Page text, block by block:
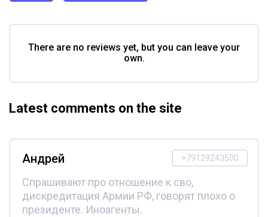
There are no reviews yet, but you can leave your
own.
Latest comments on the site
+79129243500
Андрей
Спрашивают про отношение к сво,
дискредитация Армии РФ, говорят плохо о
президенте. Иноагенты.